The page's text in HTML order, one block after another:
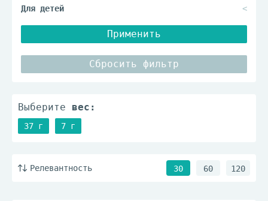
Применить
Сбросить фильтр
Выберите вес:
37 г 7 г
Релевантность 30 60 120